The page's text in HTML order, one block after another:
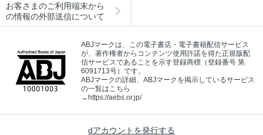
お客さまのご利用端末から
の情報の外部送信について
ABJマークは、この電子書店・電子書籍配信サービス
が、著作権者からコンテンツ使用許諾を得た正規版配
信サービスであることを示す登録商標（登録番号 第
6091713号）です。
ABJマークの詳細、ABJマークを掲示しているサービス
の一覧はこちら
→https://aebs.or.jp/
dアカウントを発行する